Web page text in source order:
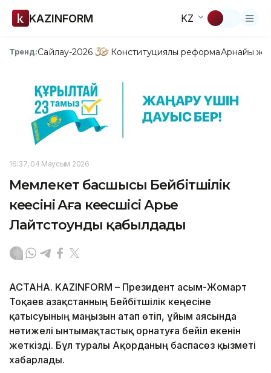
KAZINFORM KZ
Тренд:Сайлау-2026 Конституциялық реформаАрнайы
16:37, 04 Маусым 2026
Мемлекет басшысы Бейбітшілік
кеңесінің Аға кеңесшісі Арье
Лайтстоунды қабылдады
АСТАНА. KAZINFORM – Президент Қасым-Жомарт
Тоқаев Қазақстанның Бейбітшілік кеңесіне
қатысуының маңызын атап өтіп, ұйым аясында
нәтижелі ынтымақтастық орнатуға бейіл екенін
жеткізді. Бұл туралы Ақорданың баспасөз қызметі
хабарлады.